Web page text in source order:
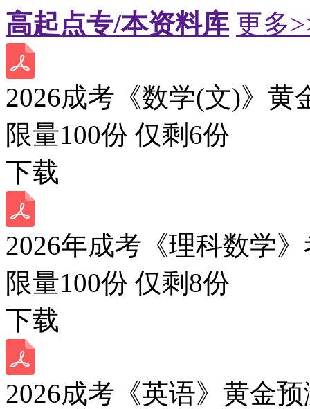
高起点专/本资料库 更多
2026成考《数学(文)》黄
限量100份 仅剩 6份
下载
2026年成考《理科数学
限量100份 仅剩 8份
下载
2026成考《英语》黄金